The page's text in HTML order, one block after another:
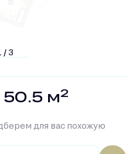
/ 3
50.5 м2
для вас похожую